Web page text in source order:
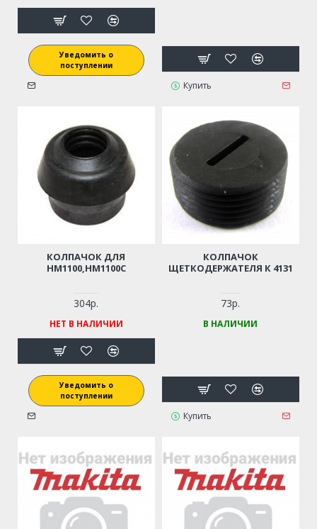
Уведомить о
поступлении
Купить
КОЛПАЧОК ДЛЯ
HM1100,HM1100C
304р.
НЕТ В НАЛИЧИИ
Уведомить о
поступлении
КОЛПАЧОК
ЩЕТКОДЕРЖАТЕЛЯ К 4131
73р.
В НАЛИЧИИ
Купить